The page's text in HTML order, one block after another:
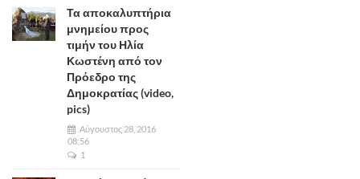
Τα αποκαλυπτήρια
μνημείου προς
τιμήν του Ηλία
Κωστένη από τον
Πρόεδρο της
Δημοκρατίας (video,
pics)
Αύγουστος 28, 2016
08:56
1